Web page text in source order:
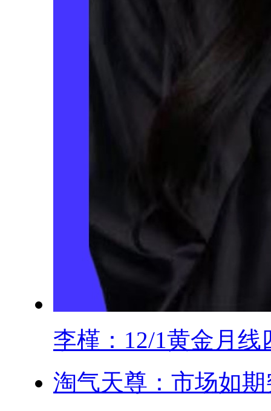
李槿：12/1黄金月线
淘气天尊：市场如